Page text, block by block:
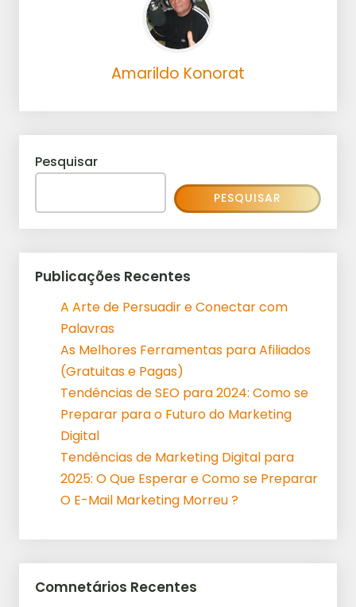
Amarildo Konorat
Pesquisar
PESQUISAR
Publicações Recentes
A Arte de Persuadir e Conectar com
Palavras
As Melhores Ferramentas para Afiliados
(Gratuitas e Pagas)
Tendências de SEO para 2024: Como se
Preparar para o Futuro do Marketing
Digital
Tendências de Marketing Digital para
2025: O Que Esperar e Como se Preparar
O E-Mail Marketing Morreu ?
Comnetários Recentes